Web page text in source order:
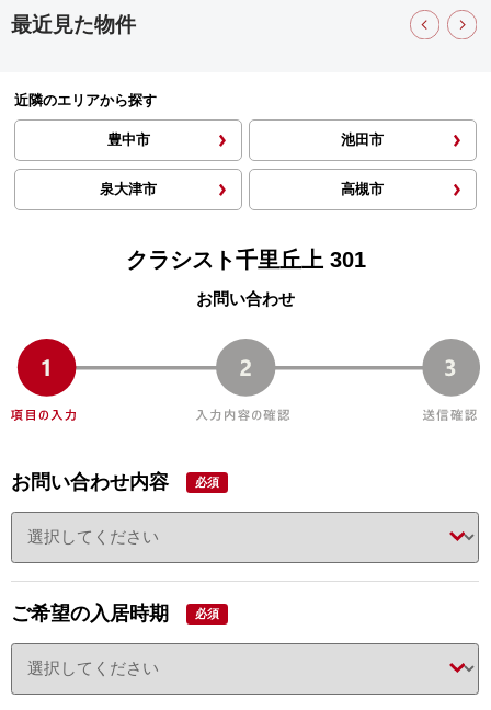
最近見た物件
近隣のエリアから探す
豊中市 池田市
泉大津市 高槻市
クラシスト千里丘上 301
お問い合わせ
お問い合わせ内容 必須
ご希望の入居時期 必須